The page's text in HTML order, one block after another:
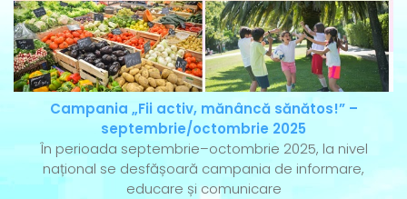
Campania „Fii activ, mănâncă sănătos!” –
septembrie/octombrie 2025
În perioada septembrie–octombrie 2025, la nivel
național se desfășoară campania de informare,
educare și comunicare